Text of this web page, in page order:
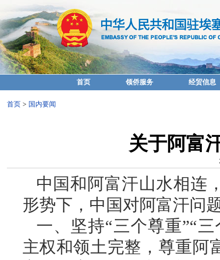
首页 领侨服务 经贸信息
首页 > 国内要闻
关于阿富
中国和阿富汗山水相连
形势下，中国对阿富汗问
一、坚持“三个尊重”“
主权和领土完整，尊重阿